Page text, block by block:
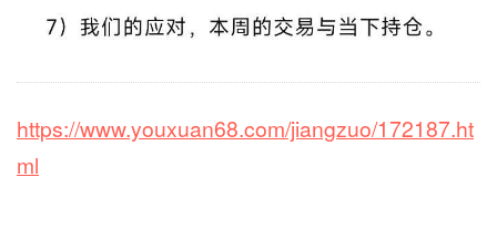
https://www.youxuan68.com/jiangzuo/172187.ht
ml